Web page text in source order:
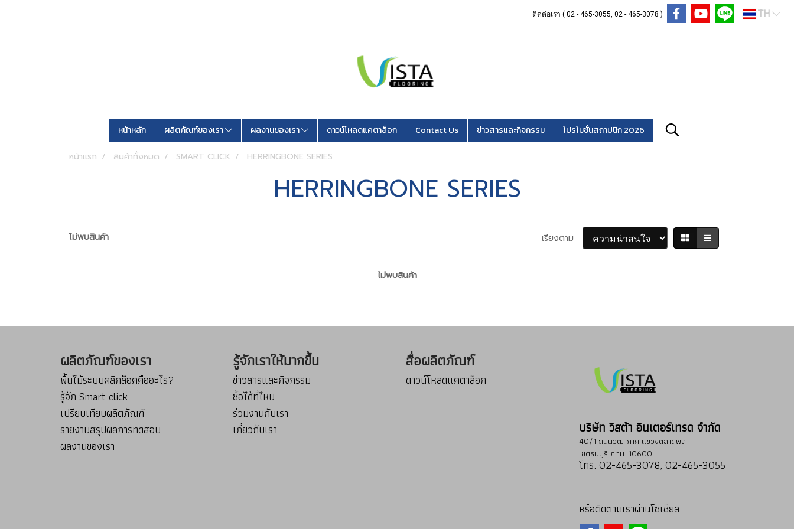
ติดต่อเรา ( 02 - 465-3055, 02 - 465-3078 ) TH
หน้าหลัก ผลิตภัณฑ์ของเรา ผลงานของเรา ดาวน์โหลดแคตาล็อก Contact Us ข่าวสารและกิจกรรม โปรโมชั่นสถาปนิก 2026
หน้าแรก สินค้าทั้งหมด SMART CLICK HERRINGBONE SERIES
HERRINGBONE SERIES
ไม่พบสินค้า เรียงตาม
ไม่พบสินค้า
ผลิตภัณฑ์ของเรา
พื้นไม้ระบบคลิกล็อคคืออะไร?
รู้จัก Smart click
เปรียบเทียบผลิตภัณฑ์
รายงานสรุปผลการทดสอบ
ผลงานของเรา
รู้จักเราให้มากขึ้น
ข่าวสารและกิจกรรม
ซื้อได้ที่ไหน
ร่วมงานกับเรา
เกี่ยวกับเรา
สื่อผลิตภัณฑ์
ดาวน์โหลดแคตาล็อก
บริษัท วิสต้า อินเตอร์เทรด จำกัด
40/1 ถนนวุฒากาศ แขวงตลาดพลู
เขตธนบุรี กทม. 10600
โทร. 02-465-3078, 02-465-3055
หรือติดตามเราผ่านโซเชียล